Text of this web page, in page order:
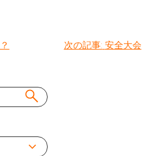
次の記事: 安全大会